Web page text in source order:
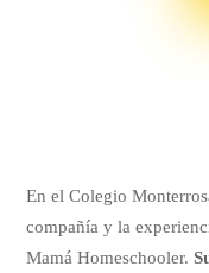
En el Colegio
compañía y la
Mamá Homeschooler.